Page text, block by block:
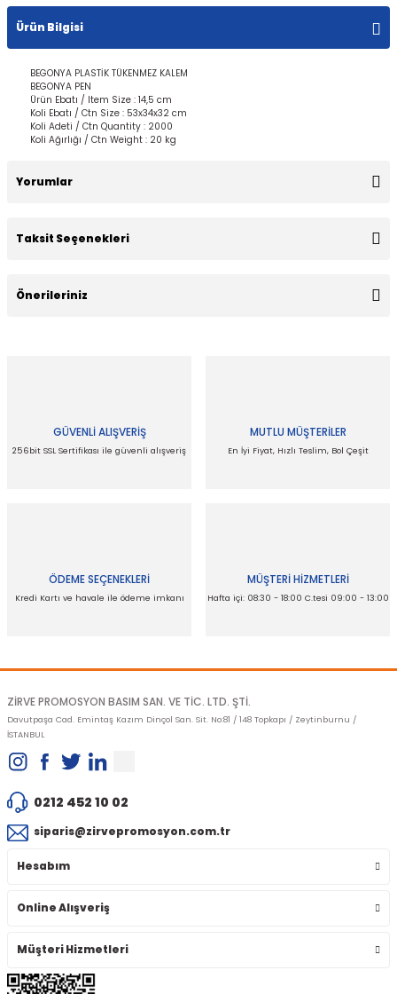
Ürün Bilgisi
BEGONYA PLASTİK TÜKENMEZ KALEM
BEGONYA PEN
Ürün Ebatı / Item Size : 14,5 cm
Koli Ebatı / Ctn Size : 53x34x32 cm
Koli Adeti / Ctn Quantity : 2000
Koli Ağırlığı / Ctn Weight : 20 kg
Yorumlar
Taksit Seçenekleri
Önerileriniz
Ürün resmi kalitesiz, bozuk veya görüntülenemiyor.
GÜVENLİ ALIŞVERİŞ
256bit SSL Sertifikası ile güvenli alışveriş
MUTLU MÜŞTERİLER
En İyi Fiyat, Hızlı Teslim, Bol Çeşit
ÖDEME SEÇENEKLERİ
Kredi Kartı ve havale ile ödeme imkanı
MÜŞTERİ HİZMETLERİ
Hafta içi: 08:30 - 18:00 C.tesi 09:00 - 13:00
ZİRVE PROMOSYON BASIM SAN. VE TİC. LTD. ŞTİ.
Davutpaşa Cad. Emintaş Kazım Dinçol San. Sit. No:81 / 148 Topkapı / Zeytinburnu /
İSTANBUL
0212 452 10 02
siparis@zirvepromosyon.com.tr
Hesabım
Online Alışveriş
Müşteri Hizmetleri